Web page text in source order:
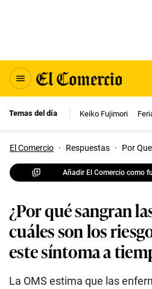
Temas del día Keiko Fujimori
El Comercio · Respuestas · Por Que
Añadir El Comercio como
¿Por qué sangran
cuáles son los
este síntoma a
La OMS estima que las